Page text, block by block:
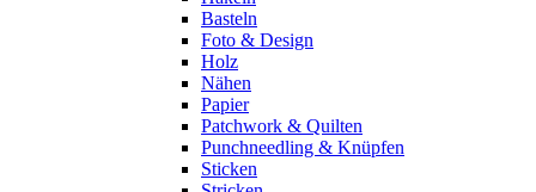
Basteln
Foto & Design
Holz
Nähen
Papier
Patchwork & Quilten
Punchneedling & Knüpfen
Sticken